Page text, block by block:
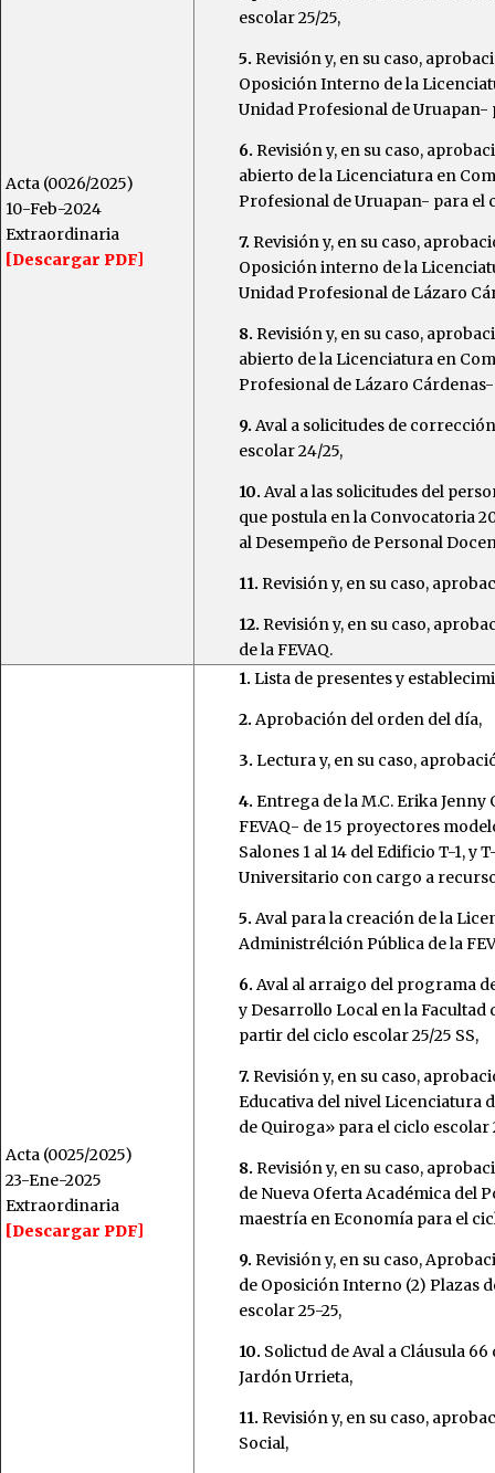
Acta (0026/2025)
10-Feb-2024
Extraordinaria
[Descargar PDF]
escolar 25/25,
5. Revisión y, en su caso,
Oposición Interno de la
Unidad Profesional de Uruapan-
6. Revisión y, en su caso,
abierto de la Licenciatura en
Profesional de Uruapan- para el
7. Revisión y, en su caso,
Oposición interno de la
Unidad Profesional de Lázaro
8. Revisión y, en su caso,
abierto de la Licenciatura en
Profesional de Lázaro
9. Aval a solicitudes de
escolar 24/25,
10. Aval a las solicitudes del
que postula en la Convocatoria
al Desempeño de Personal
11. Revisión y, en su caso,
12. Revisión y, en su caso,
de la FEVAQ.
Acta (0025/2025)
23-Ene-2025
Extraordinaria
[Descargar PDF]
1. Lista de presentes y
2. Aprobación del orden del día,
3. Lectura y, en su caso,
4. Entrega de la M.C. Erika
FEVAQ- de 15 proyectores
Salones 1 al 14 del Edificio T-1, y
Universitario con cargo a
5. Aval para la creación de la
Administrélción Pública de la
6. Aval al arraigo del programa
y Desarrollo Local en la Facultad
partir del ciclo escolar 25/25 SS,
7. Revisión y, en su caso,
Educativa del nivel Licenciatura
de Quiroga» para el ciclo escolar
8. Revisión y, en su caso,
de Nueva Oferta Académica del
maestría en Economía para el
9. Revisión y, en su caso,
de Oposición Interno (2) Plazas
escolar 25-25,
10. Solictud de Aval a Cláusula 66
Jardón Urrieta,
11. Revisión y, en su caso,
Social,